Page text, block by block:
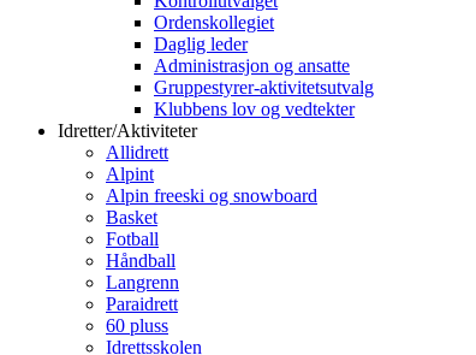
Ordenskollegiet
Daglig leder
Administrasjon og ansatte
Gruppestyrer-aktivitetsutvalg
Klubbens lov og vedtekter
Idretter/Aktiviteter
Allidrett
Alpint
Alpin freeski og snowboard
Basket
Fotball
Håndball
Langrenn
Paraidrett
60 pluss
Idrettsskolen